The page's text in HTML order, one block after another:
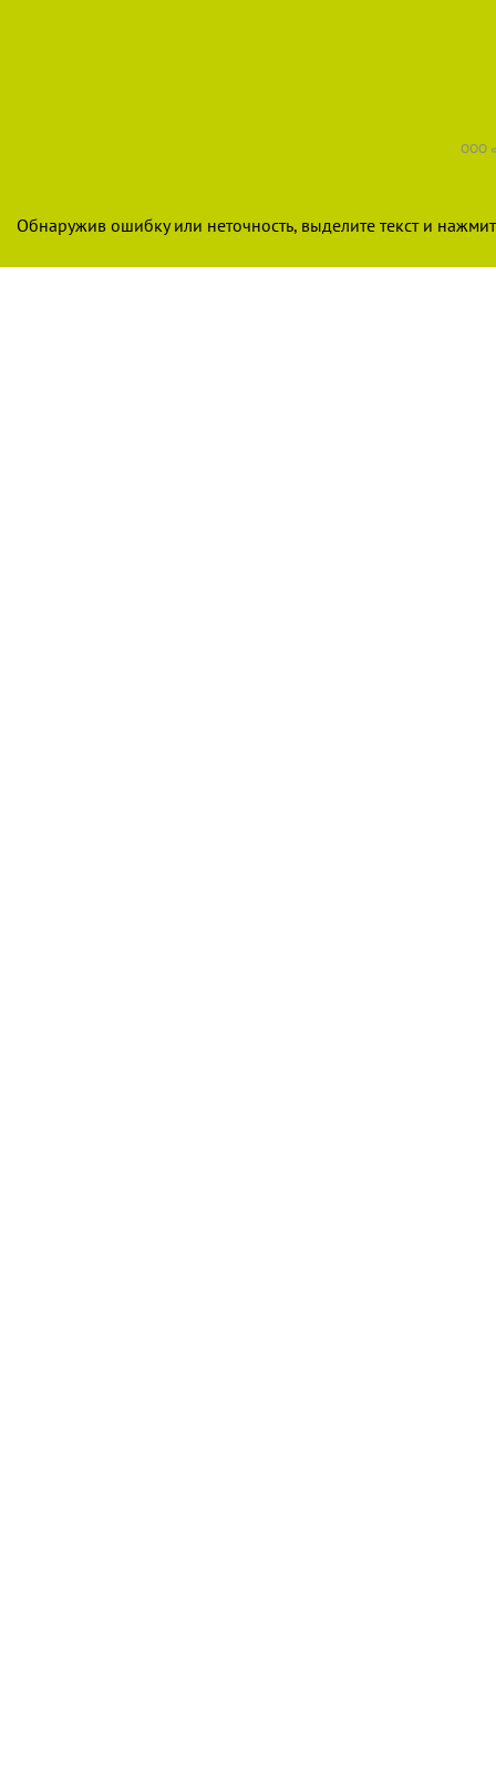
ООО
Обнаружив ошибку или неточность, выделите текст и